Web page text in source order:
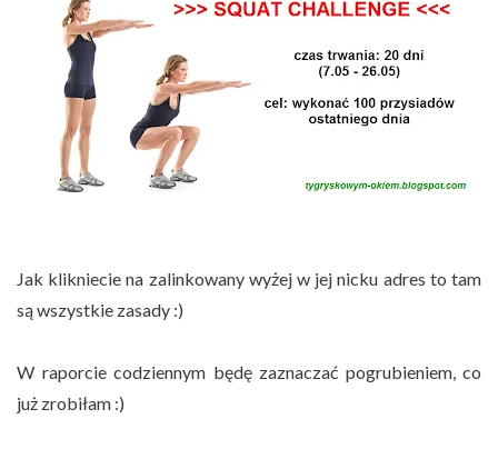
Jak klikniecie na zalinkowany wyżej w jej nicku adres to tam
są wszystkie zasady :)
W raporcie codziennym będę zaznaczać pogrubieniem, co
już zrobiłam :)